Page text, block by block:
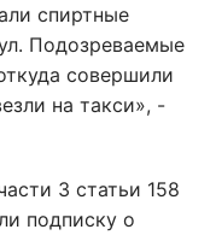
спиртные
Подозреваемые
совершили
на такси», -
3 статьи 158
подписку о